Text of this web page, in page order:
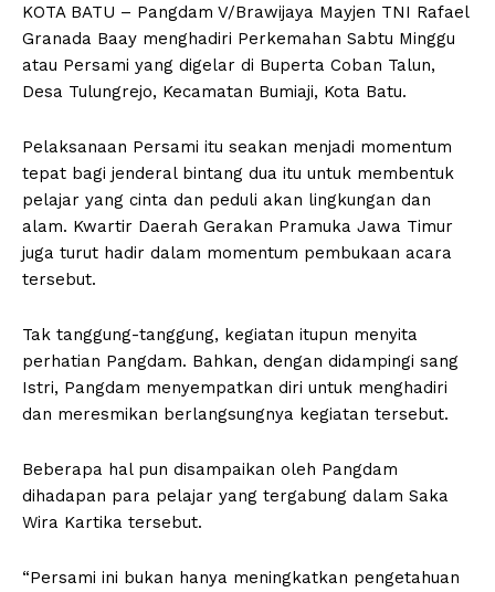
KOTA BATU – Pangdam V/Brawijaya Mayjen TNI Rafael
Granada Baay menghadiri Perkemahan Sabtu Minggu
atau Persami yang digelar di Buperta Coban Talun,
Desa Tulungrejo, Kecamatan Bumiaji, Kota Batu.
Pelaksanaan Persami itu seakan menjadi momentum
tepat bagi jenderal bintang dua itu untuk membentuk
pelajar yang cinta dan peduli akan lingkungan dan
alam. Kwartir Daerah Gerakan Pramuka Jawa Timur
juga turut hadir dalam momentum pembukaan acara
tersebut.
Tak tanggung-tanggung, kegiatan itupun menyita
perhatian Pangdam. Bahkan, dengan didampingi sang
Istri, Pangdam menyempatkan diri untuk menghadiri
dan meresmikan berlangsungnya kegiatan tersebut.
Beberapa hal pun disampaikan oleh Pangdam
dihadapan para pelajar yang tergabung dalam Saka
Wira Kartika tersebut.
“Persami ini bukan hanya meningkatkan pengetahuan